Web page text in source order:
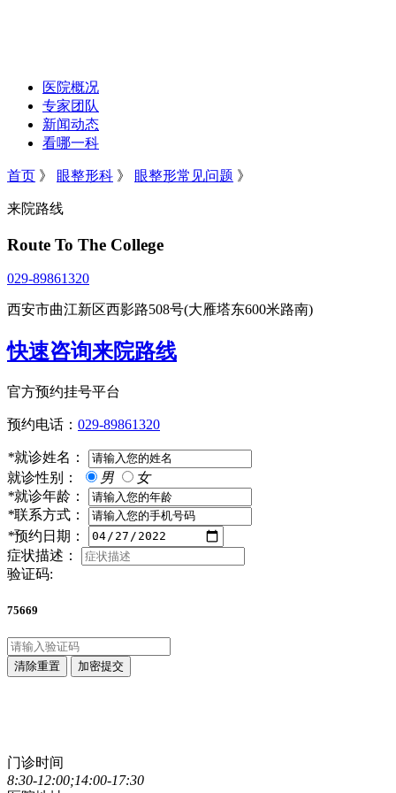
医院概况
专家团队
新闻动态
看哪一科
首页 》 眼整形科 》 眼整形常见问题 》
来院路线
Route To The College
029-89861320
西安市曲江新区西影路508号(大雁塔东600米路南)
快速咨询来院路线
官方预约挂号平台
预约电话： 029-89861320
*就诊姓名：
就诊性别：
男
女
*就诊年龄：
*联系方式：
*预约日期：
症状描述：
验证码:
75669
清除重置 加密提交
门诊时间
8:30-12:00;14:00-17:30